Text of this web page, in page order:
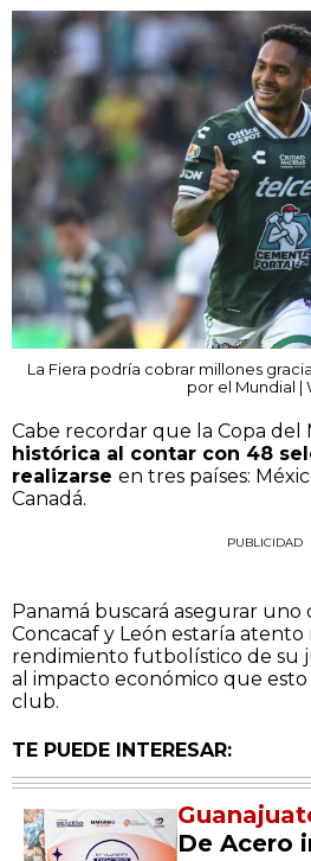
La Fiera podría cobrar millones
por el Mundial |
Cabe recordar que la Copa del
histórica al contar con 48
realizarse en tres países:
Canadá.
PUBLICIDAD
Panamá buscará asegurar uno
Concacaf y León estaría atento
rendimiento futbolístico de su
al impacto económico que
club.
TE PUEDE INTERESAR:
De Acero